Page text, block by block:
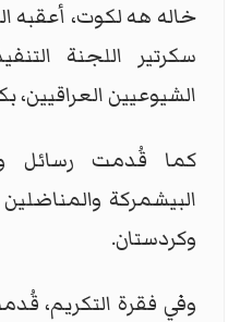
خاله هه لكوت، أعقبه
سكرتير اللجنة
الشيوعيين العراقيين،
كما قُدمت رسائل
البيشمركة
وكردستان.
وفي فقرة التكريم،